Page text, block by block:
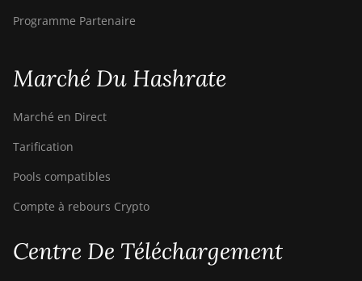
Programme Partenaire
Marché Du Hashrate
Marché en Direct
Tarification
Pools compatibles
Compte à rebours Crypto
Centre De Téléchargement